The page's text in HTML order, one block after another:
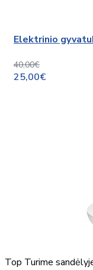
Elektrinio
40,00€
25,00€
Top Turime